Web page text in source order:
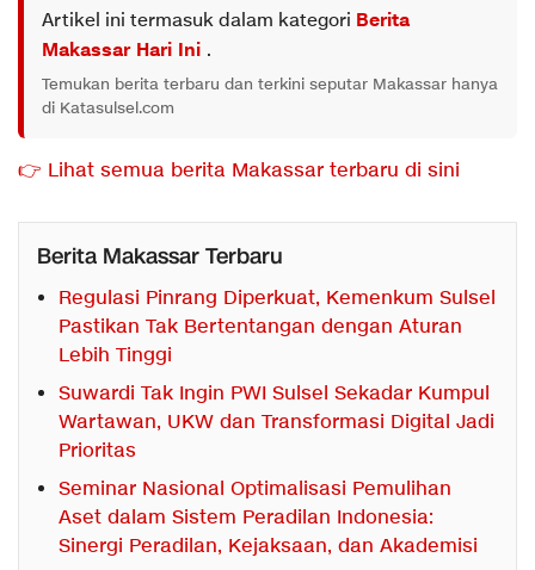
Artikel ini termasuk dalam kategori Berita
Makassar Hari Ini .
Temukan berita terbaru dan terkini seputar Makassar hanya
di Katasulsel.com
👉 Lihat semua berita Makassar terbaru di sini
Berita Makassar Terbaru
Regulasi Pinrang Diperkuat, Kemenkum Sulsel
Pastikan Tak Bertentangan dengan Aturan
Lebih Tinggi
Suwardi Tak Ingin PWI Sulsel Sekadar Kumpul
Wartawan, UKW dan Transformasi Digital Jadi
Prioritas
Seminar Nasional Optimalisasi Pemulihan
Aset dalam Sistem Peradilan Indonesia:
Sinergi Peradilan, Kejaksaan, dan Akademisi